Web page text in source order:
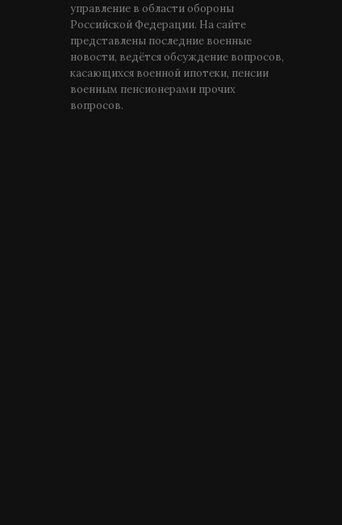
управление в области обороны
Российской Федерации. На сайте
представлены последние военные
новости, ведётся обсуждение вопросов,
касающихся военной ипотеки, пенсии
военным пенсионерами прочих
вопросов.